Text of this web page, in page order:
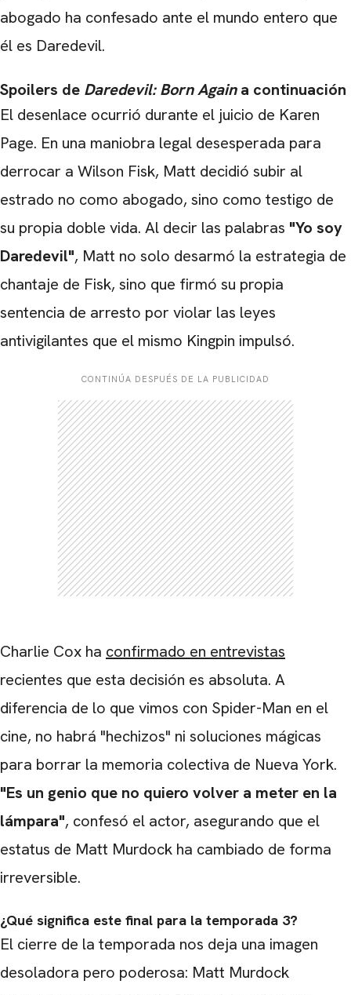
abogado ha confesado ante el mundo entero que
él es Daredevil.
Spoilers de Daredevil: Born Againa continuación
El desenlace ocurrió durante el juicio de Karen
Page. En una maniobra legal desesperada para
derrocar a Wilson Fisk, Matt decidió subir al
estrado no como abogado, sino como testigo de
su propia doble vida. Al decir las palabras "Yo soy
Daredevil", Matt no solo desarmó la estrategia de
chantaje de Fisk, sino que firmó su propia
sentencia de arresto por violar las leyes
antivigilantes que el mismo Kingpin impulsó.
CONTINÚA DESPUÉS DE LA PUBLICIDAD
Charlie Cox ha confirmado en entrevistas
recientes que esta decisión es absoluta. A
diferencia de lo que vimos con Spider-Man en el
cine, no habrá "hechizos" ni soluciones mágicas
para borrar la memoria colectiva de Nueva York.
"Es un genio que no quiero volver a meter en la
lámpara", confesó el actor, asegurando que el
estatus de Matt Murdock ha cambiado de forma
irreversible.
¿Qué significa este final para la temporada 3?
El cierre de la temporada nos deja una imagen
desoladora pero poderosa: Matt Murdock
CARREGANDO PUBLICIDADE